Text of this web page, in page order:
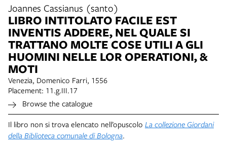
Joannes Cassianus (santo)
LIBRO INTITOLATO FACILE EST
INVENTIS ADDERE, NEL QUALE SI
TRATTANO MOLTE COSE UTILI A GLI
HUOMINI NELLE LOR OPERATIONI, &
MOTI
Venezia, Domenico Farri, 1556
Placement: 11.g.III.17
Browse the catalogue
Il libro non si trova elencato nell’opuscolo La collezione Giordani
della Biblioteca comunale di Bologna.